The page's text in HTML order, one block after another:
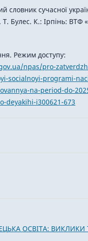
словник сучасної
Т. Булес. К.: Ірпінь: ВТФ
Режим доступу:
npas/pro-
socialnoyi-programi-
na-period-do-
deyakihi-i300621-673
ОСВІТА: ВИКЛИКИ